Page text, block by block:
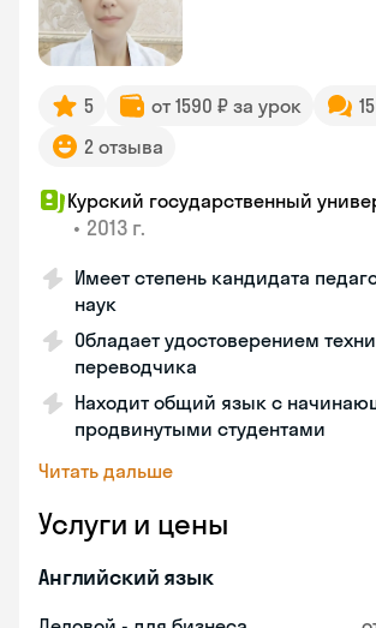
5 от 1590 ₽ за урок
2 отзыва
Курский государственный
• 2013 г.
Имеет степень кандидата
наук
Обладает удостоверением
переводчика
Находит общий язык с
продвинутыми студентами
Читать дальше
Услуги и цены
Английский язык